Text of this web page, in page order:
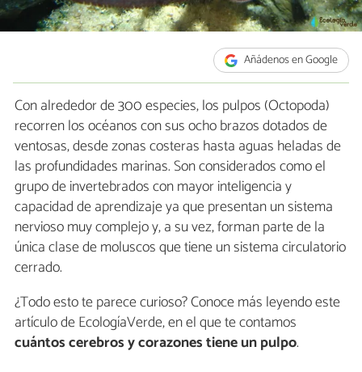
Añádenos en Google
Con alrededor de 300 especies, los pulpos (Octopoda)
recorren los océanos con sus ocho brazos dotados de
ventosas, desde zonas costeras hasta aguas heladas de
las profundidades marinas. Son considerados como el
grupo de invertebrados con mayor inteligencia y
capacidad de aprendizaje ya que presentan un sistema
nervioso muy complejo y, a su vez, forman parte de la
única clase de moluscos que tiene un sistema circulatorio
cerrado.
¿Todo esto te parece curioso? Conoce más leyendo este
artículo de EcologíaVerde, en el que te contamos
cuántos cerebros y corazones tiene un pulpo.